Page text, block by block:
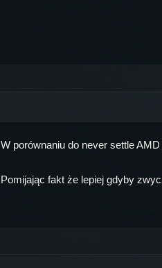
W porównaniu do never settle
Pomijając fakt że lepiej gdyby